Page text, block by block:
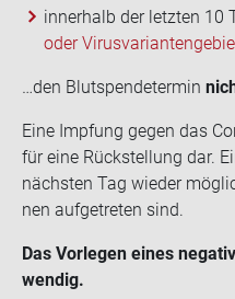
innerhalb der letzten 10
oder
…den Blut­spen­de­ter­min
Eine Imp­fung gegen das
für eine Rück­stel­lung dar.
nächs­ten Tag wie­der
nen auf­ge­tre­ten sind.
Das Vor­le­gen eines
wen­dig.